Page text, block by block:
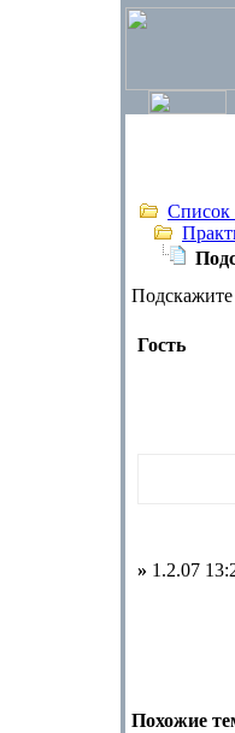
Список
Подскажите
Гость
» 1.2.07
Похожие